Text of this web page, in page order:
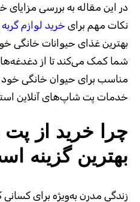
در این مقاله به بررسی مزایای
نکات مهم برای خرید لوازم گربه
بهترین غذای حیوانات خانگی
شما کمک می‌کند تا از
مناسب برای حیوان خانگی خود
خدمات پت شاپ‌های آنلاین
چرا خرید از پت
بهترین گزینه
زندگی مدرن به‌ویژه برای